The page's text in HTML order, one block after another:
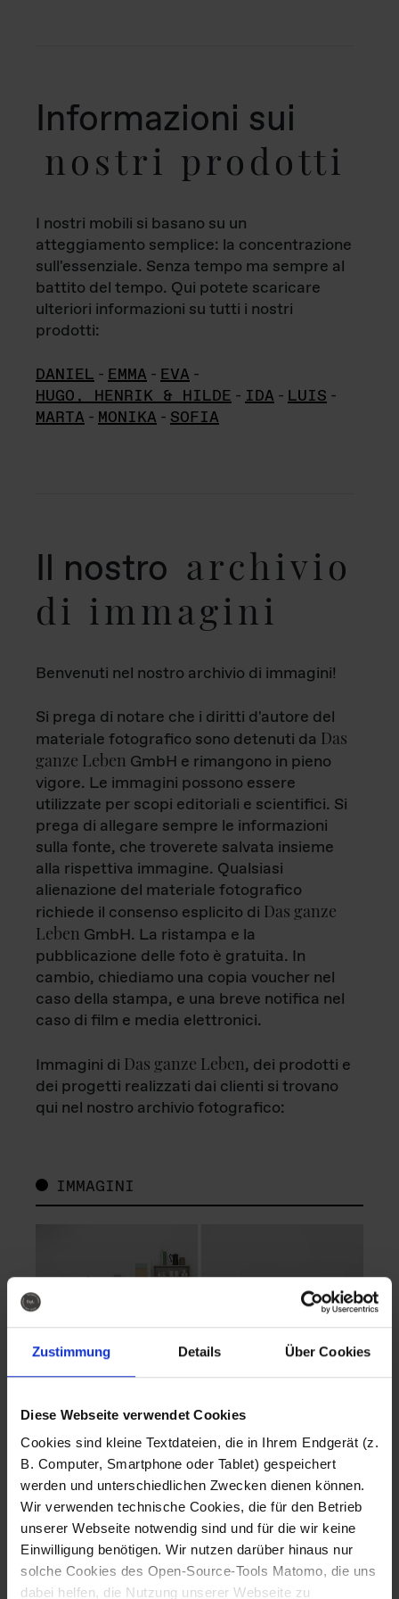
Zustimmung Details Über Cookies
Diese Webseite verwendet Cookies
Cookies sind kleine Textdateien, die in Ihrem Endgerät (z.
B. Computer, Smartphone oder Tablet) gespeichert
werden und unterschiedlichen Zwecken dienen können.
Wir verwenden technische Cookies, die für den Betrieb
unserer Webseite notwendig sind und für die wir keine
Einwilligung benötigen. Wir nutzen darüber hinaus nur
solche Cookies des Open-Source-Tools Matomo, die uns
dabei helfen, die Nutzung unserer Webseite zu
Informazioni sui
nostri prodotti
I nostri mobili si basano su un
atteggiamento semplice: la concentrazione
sull'essenziale. Senza tempo ma sempre al
battito del tempo. Qui potete scaricare
ulteriori informazioni su tutti i nostri
prodotti:
DANIEL - EMMA - EVA -
HUGO, HENRIK & HILDE - IDA - LUIS -
MARTA - MONIKA - SOFIA
Il nostro archivio
di immagini
Benvenuti nel nostro archivio di immagini!
Si prega di notare che i diritti d'autore del
materiale fotografico sono detenuti da Das
ganze Leben GmbH e rimangono in pieno
vigore. Le immagini possono essere
utilizzate per scopi editoriali e scientifici. Si
prega di allegare sempre le informazioni
sulla fonte, che troverete salvata insieme
alla rispettiva immagine. Qualsiasi
alienazione del materiale fotografico
richiede il consenso esplicito di Das ganze
Leben GmbH. La ristampa e la
pubblicazione delle foto è gratuita. In
cambio, chiediamo una copia voucher nel
caso della stampa, e una breve notifica nel
caso di film e media elettronici.
Immagini di Das ganze Leben, dei prodotti e
dei progetti realizzati dai clienti si trovano
qui nel nostro archivio fotografico:
IMMAGINI
Fotografo: Lorenz
Sternbach
Download
Fotografo: Lorenz
Sternbach
Download